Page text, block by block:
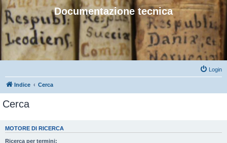
Documentazione tecnica
Login
Indice Cerca
Cerca
MOTORE DI RICERCA
Ricerca per termini: